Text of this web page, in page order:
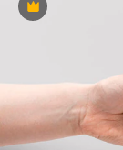
Премиум